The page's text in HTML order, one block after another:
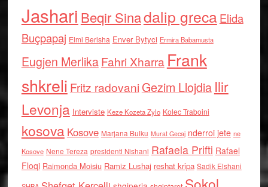
Jashari Beqir Sinadalip grecaElida
Buçpapaj Elmi Berisha Enver Bytyci Ermira Babamusta
Eugjen MerlikaFahri Xharra Frank
shkreli Fritz radovaniGezim Llojdia Ilir
Levonja Interviste Keze Kozeta Zylo Kolec Traboini
kosova Kosove Marjana Bulku Murat Gecaj nderroi jete ne
Kosove Nene Tereza presidenti Nishani Rafaela Prifti Rafael
Floqi Raimonda Moisiu Ramiz Lushaj reshat kripa Sadik Elshani